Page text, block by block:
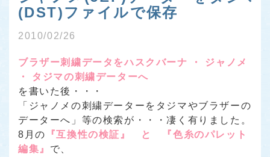
(DST)ファイルで保存
2010/02/26
ブラザー刺繍データをハスクバーナ ・ ジャノメ
・ タジマの刺繍データーへ
を書いた後・・・
「ジャノメの刺繍データーをタジマやブラザーの
データーへ」等の検索が・・・凄く有りました。
8月の
『互換性の検証』 と 『色糸のパレット
編集』 で、